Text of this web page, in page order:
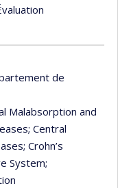
de
Malabsorption and
; Central
; Crohn’s
System;